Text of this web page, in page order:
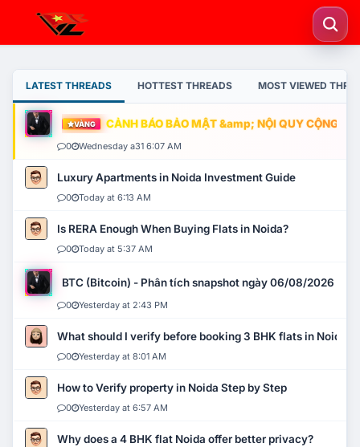
LATEST THREADS HOTTEST THREADS MOST VIEWED
VÀNG CẢNH BÁO BẢO MẬT &amp; NỘI QUY CỘNG
0 Wednesday a31 6:07 AM
Luxury Apartments in Noida Investment Guide
0 Today at 6:13 AM
Is RERA Enough When Buying Flats in Noida?
0 Today at 5:37 AM
BTC (Bitcoin) - Phân tích snapshot ngày 06/08/2026
0 Yesterday at 2:43 PM
What should I verify before booking 3 BHK flats in Noida?
0 Yesterday at 8:01 AM
How to Verify property in Noida Step by Step
0 Yesterday at 6:57 AM
Why does a 4 BHK flat Noida offer better privacy?